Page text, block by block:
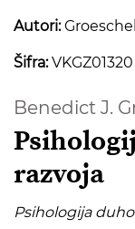
Autori:
Šifra:VKGZ01320
Benedict J.
razvoja
Psihologija